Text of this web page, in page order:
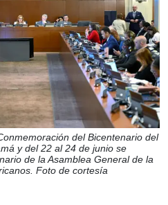
del Bicentenario del
y del 22 al 24 de junio se
de la Asamblea General de la
Foto de cortesía